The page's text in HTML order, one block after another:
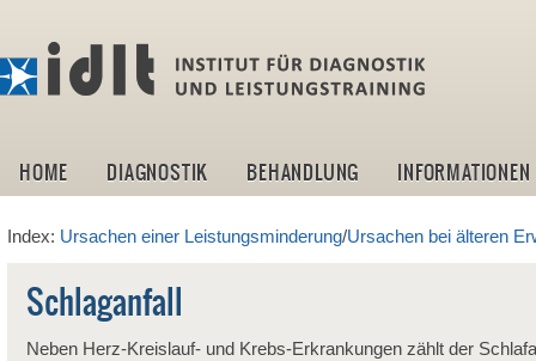
HOME DIAGNOSTIK BEHANDLUNG INFORMATIONEN
Index: Ursachen einer Leistungsminderung/Ursachen bei älteren
Schlaganfall
Neben Herz-Kreislauf- und Krebs-Erkrankungen zählt der